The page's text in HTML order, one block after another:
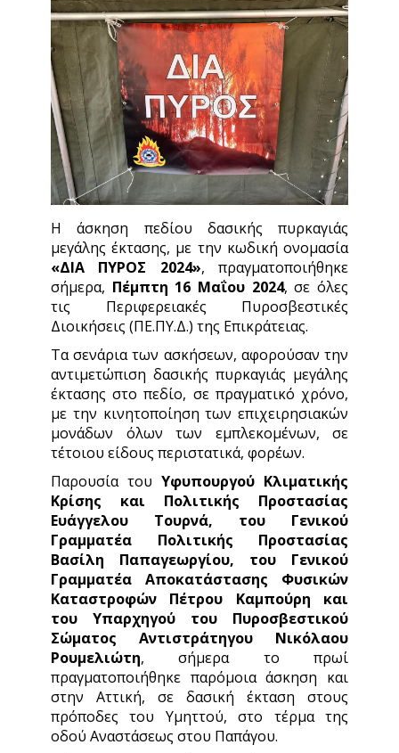
Η άσκηση πεδίου δασικής πυρκαγιάς
μεγάλης έκτασης, με την κωδική ονομασία
«ΔΙΑ ΠΥΡΟΣ 2024», πραγματοποιήθηκε
σήμερα, Πέμπτη 16 Μαΐου 2024, σε όλες
τις Περιφερειακές Πυροσβεστικές
Διοικήσεις (ΠΕ.ΠΥ.Δ.) της Επικράτειας.
Τα σενάρια των ασκήσεων, αφορούσαν την
αντιμετώπιση δασικής πυρκαγιάς μεγάλης
έκτασης στο πεδίο, σε πραγματικό χρόνο,
με την κινητοποίηση των επιχειρησιακών
μονάδων όλων των εμπλεκομένων, σε
τέτοιου είδους περιστατικά, φορέων.
Παρουσία του Υφυπουργού Κλιματικής
Κρίσης και Πολιτικής Προστασίας
Ευάγγελου Τουρνά, του Γενικού
Γραμματέα Πολιτικής Προστασίας
Βασίλη Παπαγεωργίου, του Γενικού
Γραμματέα Αποκατάστασης Φυσικών
Καταστροφών Πέτρου Καμπούρη και
του
Υπαρχηγού του Πυροσβεστικού
Σώματος Αντιστράτηγου
Νικόλαου
Ρουμελιώτη, σήμερα το πρωί
πραγματοποιήθηκε παρόμοια άσκηση και
στην Αττική, σε δασική έκταση στους
πρόποδες του Υμηττού, στο τέρμα της
οδού Αναστάσεως στου Παπάγου.